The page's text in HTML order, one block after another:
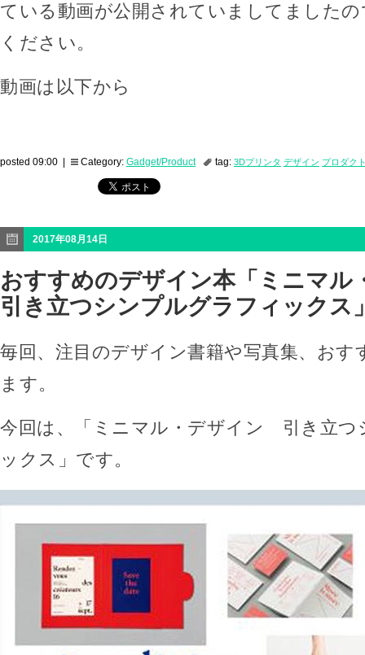
ている動画が公開されていましてました
ください。
動画は以下から
posted 09:00 | Category: Gadget/Product tag: 3Dプリンタ デザイン プロダク
2017年08月14日
おすすめのデザイン本「ミニマ
引き立つシンプルグラフィックス
毎回、注目のデザイン書籍や写真集、おす
ます。
今回は、「ミニマル・デザイン 引き立つ
ックス」です。